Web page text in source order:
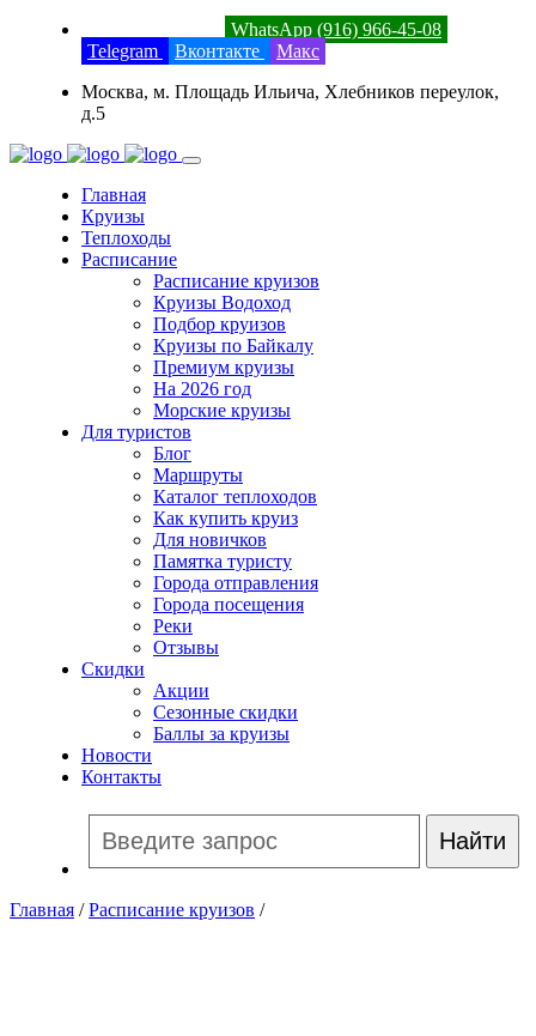
WhatsApp (916) 966-45-08
Telegram
Вконтакте
Макс
Москва, м. Площадь Ильича, Хлебников переулок,
д.5
Главная
Круизы
Теплоходы
Расписание
Расписание круизов
Круизы Водоход
Подбор круизов
Круизы по Байкалу
Премиум круизы
На 2026 год
Морские круизы
Для туристов
Блог
Маршруты
Каталог теплоходов
Как купить круиз
Для новичков
Памятка туристу
Города отправления
Города посещения
Реки
Отзывы
Скидки
Акции
Сезонные скидки
Баллы за круизы
Новости
Контакты
Главная /Расписание круизов /